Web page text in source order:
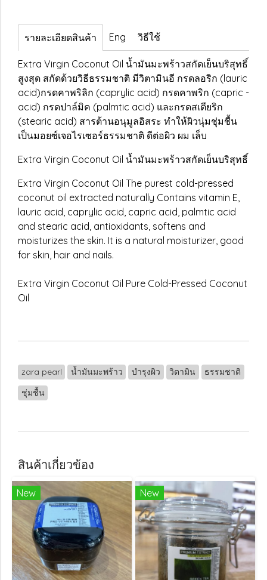
รายละเอียดสินค้า Eng วิธีใช้
Extra Virgin Coconut Oil น้ำมันมะพร้าวสกัดเย็นบริสุทธิ์
สูงสุด สกัดด้วยวิธีธรรมชาติ มีวิตามินอี กรดลอริก (lauric
acid)กรดคาพริลิก (caprylic acid) กรดคาพริก (capric -
acid) กรดปาล์มิค (palmtic acid) และกรดสเตียริก
(stearic acid) สารต้านอนุมูลอิสระ ทำให้ผิวนุ่มชุ่มชื้น
เป็นมอยซ์เจอไรเซอร์ธรรมชาติ ดีต่อผิว ผม เล็บ
Extra Virgin Coconut Oil น้ำมันมะพร้าวสกัดเย็นบริสุทธิ์
Extra Virgin Coconut Oil The purest cold-pressed
coconut oil extracted naturally Contains vitamin E,
lauric acid, caprylic acid, capric acid, palmtic acid
and stearic acid, antioxidants, softens and
moisturizes the skin. It is a natural moisturizer, good
for skin, hair and nails.
Extra Virgin Coconut Oil Pure Cold-Pressed Coconut
Oil
zara pearl น้ำมันมะพร้าว บำรุงผิว วิตามิน
ธรรมชาติ
ชุ่มชื้น
สินค้าเกี่ยวข้อง
New New